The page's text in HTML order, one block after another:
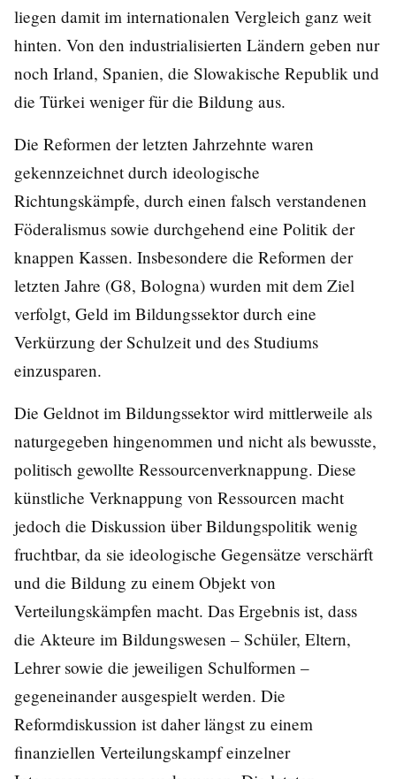
liegen damit im internationalen Vergleich ganz weit
hinten. Von den industrialisierten Ländern geben nur
noch Irland, Spanien, die Slowakische Republik und
die Türkei weniger für die Bildung aus.
Die Reformen der letzten Jahrzehnte waren
gekennzeichnet durch ideologische
Richtungskämpfe, durch einen falsch verstandenen
Föderalismus sowie durchgehend eine Politik der
knappen Kassen. Insbesondere die Reformen der
letzten Jahre (G8, Bologna) wurden mit dem Ziel
verfolgt, Geld im Bildungssektor durch eine
Verkürzung der Schulzeit und des Studiums
einzusparen.
Die Geldnot im Bildungssektor wird mittlerweile als
naturgegeben hingenommen und nicht als bewusste,
politisch gewollte Ressourcenverknappung. Diese
künstliche Verknappung von Ressourcen macht
jedoch die Diskussion über Bildungspolitik wenig
fruchtbar, da sie ideologische Gegensätze verschärft
und die Bildung zu einem Objekt von
Verteilungskämpfen macht. Das Ergebnis ist, dass
die Akteure im Bildungswesen – Schüler, Eltern,
Lehrer sowie die jeweiligen Schulformen –
gegeneinander ausgespielt werden. Die
Reformdiskussion ist daher längst zu einem
finanziellen Verteilungskampf einzelner